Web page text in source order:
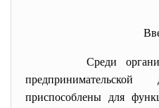
Среди
предпринимательской
приспособлены для